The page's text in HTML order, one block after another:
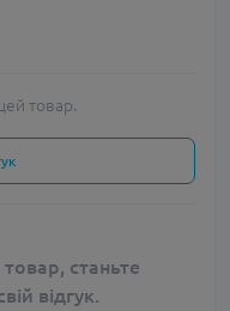
товар.
станьте
відгук.